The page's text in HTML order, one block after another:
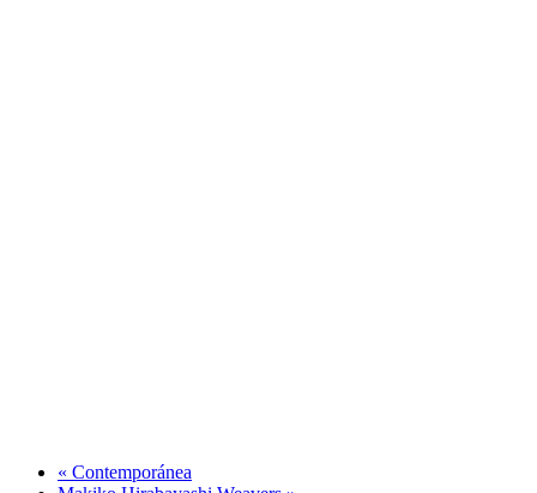
« Contemporánea